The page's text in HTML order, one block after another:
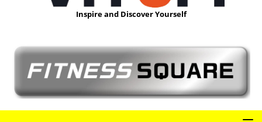
Inspire and Discover Yourself